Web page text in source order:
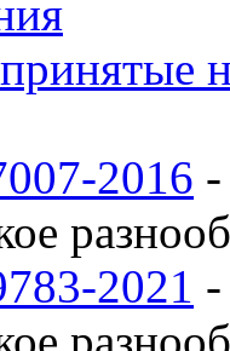
2016
2021